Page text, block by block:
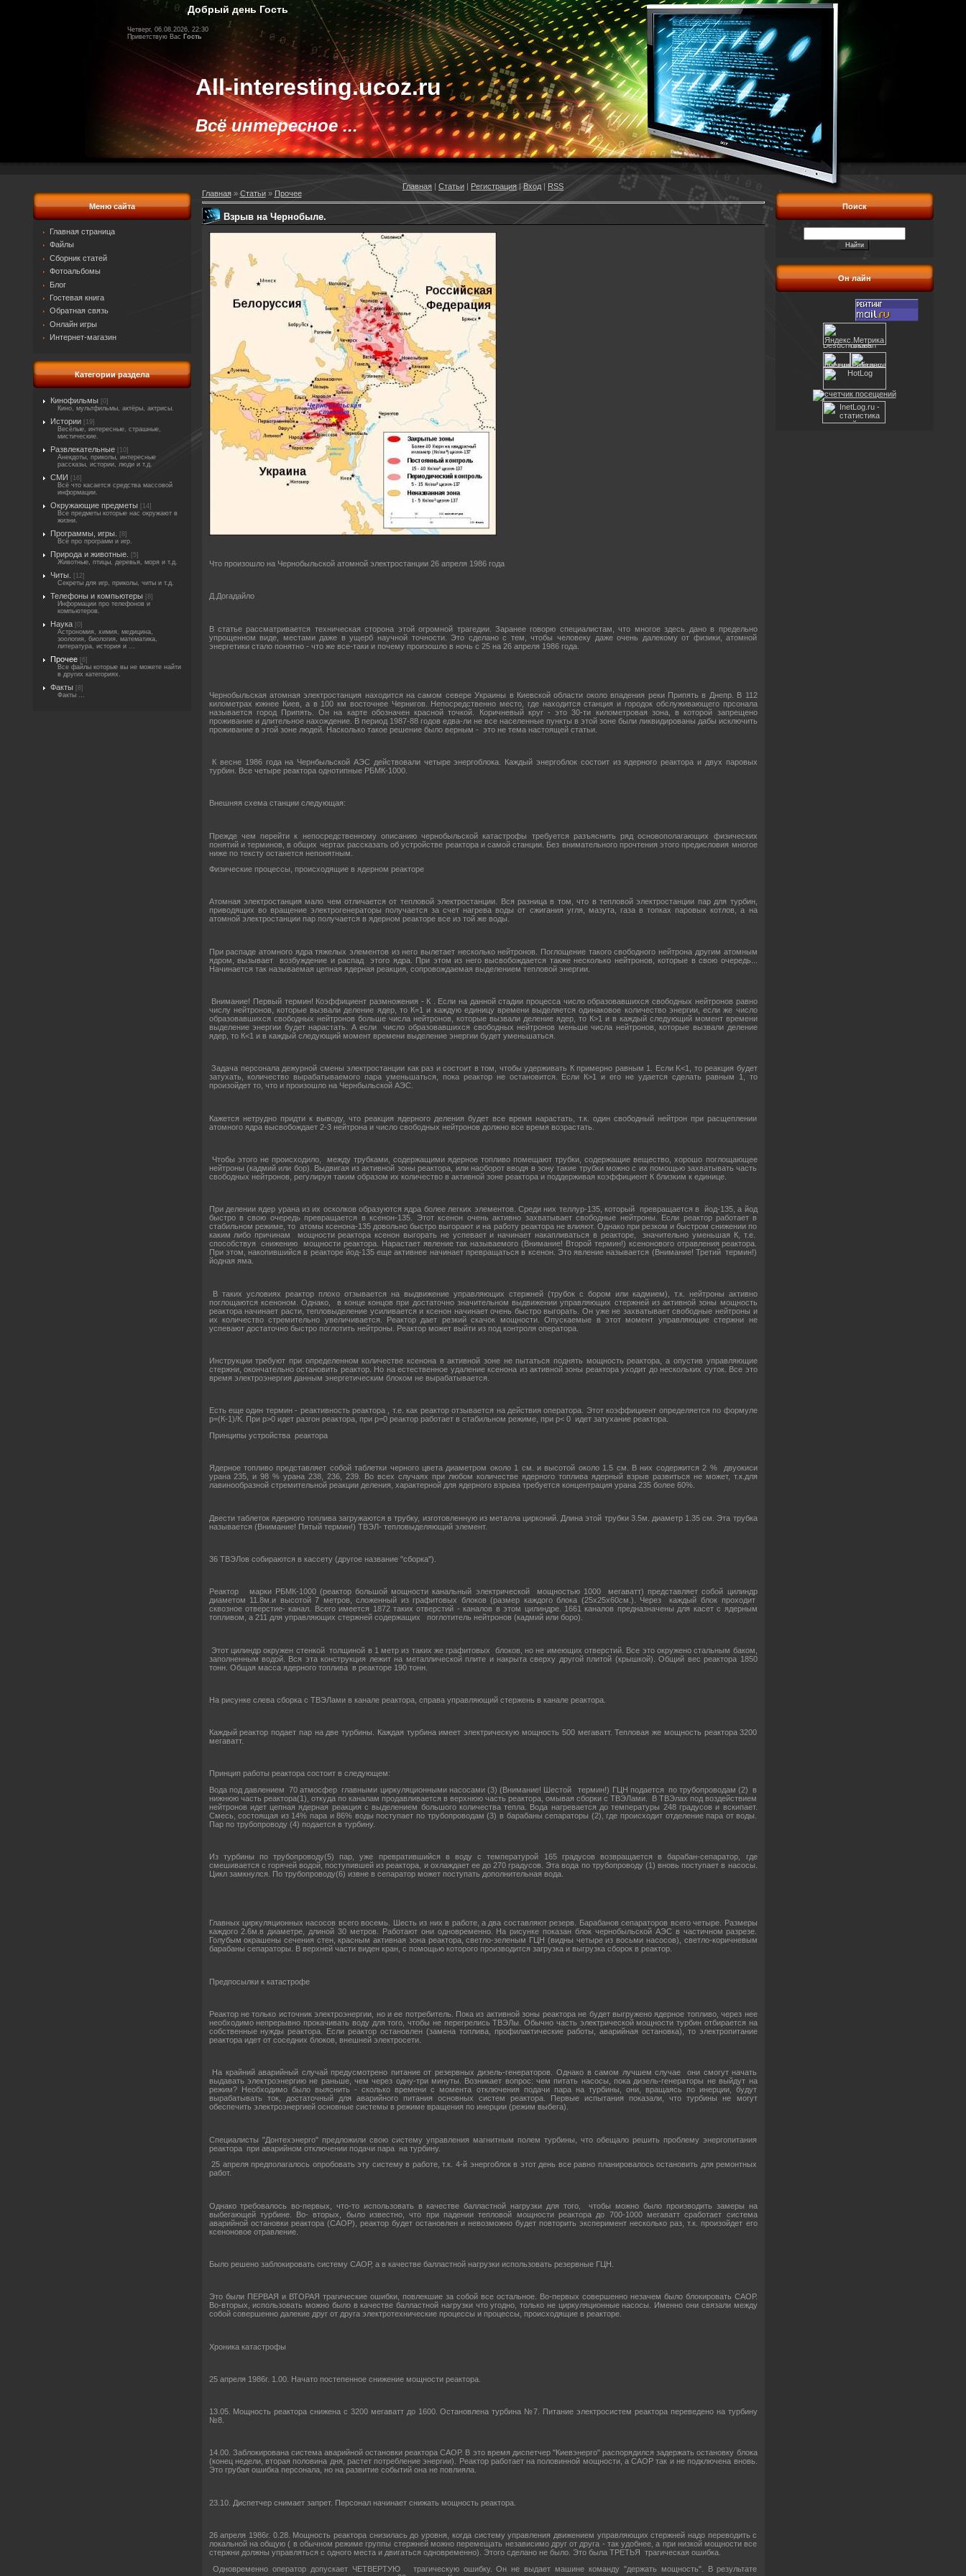
Добрый день Гость
Четверг, 06.08.2026, 22:30
Приветствую Вас Гость
All-interesting.ucoz.ru
Всё интересное ...
Главная | Статьи | Регистрация|Вход | RSS
Меню сайта
Главная страница
Файлы
Сборник статей
Фотоальбомы
Блог
Гостевая книга
Обратная связь
Онлайн игры
Интернет-магазин
Категории раздела
Кинофильмы
[0]
Кино, мультфильмы, актёры, актрисы.
Истории
[19]
Весёлые, интересные, страшные,
мистические.
Развлекательные
[10]
Анекдоты, приколы, интересные
рассказы, истории, люди и т.д.
СМИ
[16]
Всё что касается средства массовой
информации.
Окружающие предметы
[14]
Все предметы которые нас окружают в
жизни.
Программы, игры.
[8]
Всё про программ и игр.
Природа и животные.
[5]
Животные, птицы, деревья, моря и т.д.
Читы.
[12]
Секреты для игр, приколы, читы и т.д.
Телефоны и компьютеры
[8]
Информации про телефонов и
компьютеров.
Наука
[0]
Астрономия, химия, медицина,
зоология, биология, математика,
литература, история и ...
Прочее
[6]
Все файлы которые вы не можете найти
в других категориях.
Факты
[8]
Факты ...
Главная» Статьи» Прочее
Взрыв на Чернобыле.
Что произошло на Чернобыльской атомной электростанции 26 апреля 1986 года
Д.Догадайло
В статье рассматривается техническая сторона этой огромной трагедии. Заранее говорю специалистам, что многое здесь дано в предельно
упрощенном виде, местами даже в ущерб научной точности. Это сделано с тем, чтобы человеку даже очень далекому от физики, атомной
энергетики стало понятно - что же все-таки и почему произошло в ночь с 25 на 26 апреля 1986 года.
Чернобыльская атомная электростанция находится на самом севере Украины в Киевской области около впадения реки Припять в Днепр. В 112
километрах южнее Киев, а в 100 км восточнее Чернигов. Непосредственно место, где находится станция и городок обслуживающего прсонала
называется город Припять. Он на карте обозначен красной точкой. Коричневый круг - это 30-ти километровая зона, в которой запрещено
проживание и длительное нахождение. В период 1987-88 годов едва-ли не все населенные пункты в этой зоне были ликвидированы дабы исключить
проживание в этой зоне людей. Насколько такое решение было верным - это не тема настоящей статьи.
К весне 1986 года на Чернбыльской АЭС действовали четыре энергоблока. Каждый энергоблок состоит из ядерного реактора и двух паровых
турбин. Все четыре реактора однотипные РБМК-1000.
Внешняя схема станции следующая:
Прежде чем перейти к непосредственному описанию чернобыльской катастрофы требуется разъяснить ряд основополагающих физических
понятий и терминов, в общих чертах рассказать об устройстве реактора и самой станции. Без внимательного прочтения этого предисловия многое
ниже по тексту останется непонятным.
Физические процессы, происходящие в ядерном реакторе
Атомная электростанция мало чем отличается от тепловой электростанции. Вся разница в том, что в тепловой электростанции пар для турбин,
приводящих во вращение электрогенераторы получается за счет нагрева воды от сжигания угля, мазута, газа в топках паровых котлов, а на
атомной электростанции пар получается в ядерном реакторе все из той же воды.
При распаде атомного ядра тяжелых элементов из него вылетает несколько нейтронов. Поглощение такого свободного нейтрона другим атомным
ядром, вызывает возбуждение и распад этого ядра. При этом из него высвобождается также несколько нейтронов, которые в свою очередь...
Начинается так называемая цепная ядерная реакция, сопровождаемая выделением тепловой энергии.
Внимание! Первый термин! Коэффициент размножения - К . Если на данной стадии процесса число образовавшихся свободных нейтронов равно
числу нейтронов, которые вызвали деление ядер, то К=1 и каждую единицу времени выделяется одинаковое количество энергии, если же число
образовавшихся свободных нейтронов больше числа нейтронов, которые вызвали деление ядер, то К>1 и в каждый следующий момент времени
выделение энергии будет нарастать. А если число образовавшихся свободных нейтронов меньше числа нейтронов, которые вызвали деление
ядер, то К<1 и в каждый следующий момент времени выделение энергии будет уменьшаться.
Задача персонала дежурной смены электростанции как раз и состоит в том, чтобы удерживать К примерно равным 1. Если K<1, то реакция будет
затухать, количество вырабатываемого пара уменьшаться, пока реактор не остановится. Если К>1 и его не удается сделать равным 1, то
произойдет то, что и произошло на Чернбыльской АЭС.
Кажется нетрудно придти к выводу, что реакция ядерного деления будет все время нарастать, т.к. один свободный нейтрон при расщеплении
атомного ядра высвобождает 2-3 нейтрона и число свободных нейтронов должно все время возрастать.
Чтобы этого не происходило, между трубками, содержащими ядерное топливо помещают трубки, содержащие вещество, хорошо поглощающее
нейтроны (кадмий или бор). Выдвигая из активной зоны реактора, или наоборот вводя в зону такие трубки можно с их помощью захватывать часть
свободных нейтронов, регулируя таким образом их количество в активной зоне реактора и поддерживая коэффициент К близким к единице.
При делении ядер урана из их осколков образуются ядра более легких элементов. Среди них теллур-135, который превращается в йод-135, а йод
быстро в свою очередь превращается в ксенон-135. Этот ксенон очень активно захватывает свободные нейтроны. Если реактор работает в
стабильном режиме, то атомы ксенона-135 довольно быстро выгорают и на работу реактора не влияют. Однако при резком и быстром снижении по
каким либо причинам мощности реактора ксенон выгорать не успевает и начинает накапливаться в реакторе, значительно уменьшая К, т.е.
способствуя снижению мощности реактора. Нарастает явление так называемого (Внимание! Второй термин!) ксенонового отравления реактора.
При этом, накопившийся в реакторе йод-135 еще активнее начинает превращаться в ксенон. Это явление называется (Внимание! Третий термин!)
йодная яма.
В таких условиях реактор плохо отзывается на выдвижение управляющих стержней (трубок с бором или кадмием), т.к. нейтроны активно
поглощаются ксеноном. Однако, в конце концов при достаточно значительном выдвижении управляющих стержней из активной зоны мощность
реактора начинает расти, тепловыделение усиливается и ксенон начинает очень быстро выгорать. Он уже не захватывает свободные нейтроны и
их количество стремительно увеличивается. Реактор дает резкий скачок мощности. Опускаемые в этот момент управляющие стержни не
успевают достаточно быстро поглотить нейтроны. Реактор может выйти из под контроля оператора.
Инструкции требуют при определенном количестве ксенона в активной зоне не пытаться поднять мощность реактора, а опустив управляющие
стержни, окончательно остановить реактор. Но на естественное удаление ксенона из активной зоны реактора уходит до нескольких суток. Все это
время электроэнергия данным энергетическим блоком не вырабатывается.
Есть еще один термин - реактивность реактора , т.е. как реактор отзывается на действия оператора. Этот коэффициент определяется по формуле
р=(К-1)/К. При р>0 идет разгон реактора, при р=0 реактор работает в стабильном режиме, при р< 0 идет затухание реактора.
Принципы устройства реактора
Ядерное топливо представляет собой таблетки черного цвета диаметром около 1 см. и высотой около 1.5 см. В них содержится 2 % двуокиси
урана 235, и 98 % урана 238, 236, 239. Во всех случаях при любом количестве ядерного топлива ядерный взрыв развиться не может, т.к.для
лавинообразной стремительной реакции деления, характерной для ядерного взрыва требуется концентрация урана 235 более 60%.
Двести таблеток ядерного топлива загружаются в трубку, изготовленную из металла цирконий. Длина этой трубки 3.5м. диаметр 1.35 см. Эта трубка
называется (Внимание! Пятый термин!) ТВЭЛ- тепловыделяющий элемент.
36 ТВЭЛов собираются в кассету (другое название "сборка").
Реактор марки РБМК-1000 (реактор большой мощности канальный электрической мощностью 1000 мегаватт) представляет собой цилиндр
диаметом 11.8м.и высотой 7 метров, сложенный из графитовых блоков (размер каждого блока (25х25х60см.). Через каждый блок проходит
сквозное отверстие- канал. Всего имеется 1872 таких отверстий - каналов в этом цилиндре. 1661 каналов предназначены для касет с ядерным
топливом, а 211 для управляющих стержней содержащих поглотитель нейтронов (кадмий или боро).
Этот цилиндр окружен стенкой толщиной в 1 метр из таких же графитовых блоков, но не имеющих отверстий. Все это окружено стальным баком,
заполненным водой. Вся эта конструкция лежит на металлической плите и накрыта сверху другой плитой (крышкой). Общий вес реактора 1850
тонн. Общая масса ядерного топлива в реакторе 190 тонн.
На рисунке слева сборка с ТВЭЛами в канале реактора, справа управляющий стержень в канале реактора.
Каждый реактор подает пар на две турбины. Каждая турбина имеет электрическую мощность 500 мегаватт. Тепловая же мощность реактора 3200
мегаватт.
Принцип работы реактора состоит в следующем:
Вода под давлением 70 атмосфер главными циркуляционными насосами (3) (Внимание! Шестой термин!) ГЦН подается по трубопроводам (2) в
нижнюю часть реактора(1), откуда по каналам продавливается в верхнюю часть реактора, омывая сборки с ТВЭЛами. В ТВЭлах под воздействием
нейтронов идет цепная ядерная реакция с выделением большого количества тепла. Вода нагревается до температуры 248 градусов и вскипает.
Смесь, состоящая из 14% пара и 86% воды поступает по трубопроводам (3) в барабаны сепараторы (2), где происходит отделение пара от воды.
Пар по трубопроводу (4) подается в турбину.
Из турбины по трубопроводу(5) пар, уже превратившийся в воду с температурой 165 градусов возвращается в барабан-сепаратор, где
смешивается с горячей водой, поступившей из реактора, и охлаждает ее до 270 градусов. Эта вода по трубопроводу (1) вновь поступает в насосы.
Цикл замкнулся. По трубопроводу(6) извне в сепаратор может поступать дополнительная вода.
Главных циркуляционных насосов всего восемь. Шесть из них в работе, а два составляют резерв. Барабанов сепараторов всего четыре. Размеры
каждого 2.6м.в диаметре, длиной 30 метров. Работают они одновременно. На рисунке показан блок чернобыльской АЭС в частичном разрезе.
Голубым окрашены сечения стен, красным активная зона реактора, светло-зеленым ГЦН (видны четыре из восьми насосов), светло-коричневым
барабаны сепараторы. В верхней части виден кран, с помощью которого производится загрузка и выгрузка сборок в реактор.
Предпосылки к катастрофе
Реактор не только источник электроэнергии, но и ее потребитель. Пока из активной зоны реактора не будет выгружено ядерное топливо, через нее
необходимо непрерывно прокачивать воду для того, чтобы не перегрелись ТВЭЛы. Обычно часть электрической мощности турбин отбирается на
собственные нужды реактора. Если реактор остановлен (замена топлива, профилактические работы, аварийная остановка), то электропитание
реактора идет от соседних блоков, внешней электросети.
На крайний аварийный случай предусмотрено питание от резервных дизель-генераторов. Однако в самом лучшем случае они смогут начать
выдавать электроэнергию не раньше, чем через одну-три минуты. Возникает вопрос: чем питать насосы, пока дизель-генераторы не выйдут на
режим? Необходимо было выяснить - сколько времени с момента отключения подачи пара на турбины, они, вращаясь по инерции, будут
вырабатывать ток, достаточный для аварийного питания основных систем реактора. Первые испытания показали, что турбины не могут
обеспечить электроэнергией основные системы в режиме вращения по инерции (режим выбега).
Специалисты "Донтехэнерго" предложили свою систему управления магнитным полем турбины, что обещало решить проблему энергопитания
реактора при аварийном отключении подачи пара на турбину.
25 апреля предполагалось опробовать эту систему в работе, т.к. 4-й энергоблок в этот день все равно планировалось остановить для ремонтных
работ.
Однако требовалось во-первых, что-то использовать в качестве балластной нагрузки для того, чтобы можно было производить замеры на
выбегающей турбине. Во- вторых, было известно, что при падении тепловой мощности реактора до 700-1000 мегаватт сработает система
аварийной остановки реактора (САОР), реактор будет остановлен и невозможно будет повторить эксперимент несколько раз, т.к. произойдет его
ксеноновое отравление.
Было решено заблокировать систему САОР, а в качестве балластной нагрузки использовать резервные ГЦН.
Это были ПЕРВАЯ и ВТОРАЯ трагические ошибки, повлекшие за собой все остальное. Во-первых совершенно незачем было блокировать САОР.
Во-вторых, использовать можно было в качестве балластной нагрузки что угодно, только не циркуляционные насосы. Именно они связали между
собой совершенно далекие друг от друга электротехнические процессы и процессы, происходящие в реакторе.
Хроника катастрофы
25 апреля 1986г. 1.00. Начато постепенное снижение мощности реактора.
13.05. Мощность реактора снижена с 3200 мегаватт до 1600. Остановлена турбина №7. Питание электросистем реактора переведено на турбину
№8.
14.00. Заблокирована система аварийной остановки реактора САОР. В это время диспетчер "Киевэнерго" распорядился задержать остановку блока
(конец недели, вторая половина дня, растет потребление энергии). Реактор работает на половинной мощности, а САОР так и не подключена вновь.
Это грубая ошибка персонала, но на развитие событий она не повлияла.
23.10. Диспетчер снимает запрет. Персонал начинает снижать мощность реактора.
26 апреля 1986г. 0.28. Мощность реактора снизилась до уровня, когда систему управления движением управляющих стержней надо переводить с
локальной на общую ( в обычном режиме группы стержней можно перемещать независимо друг от друга - так удобнее, а при низкой мощности все
стержни должны управляться с одного места и двигаться одновременно). Этого сделано не было. Это была ТРЕТЬЯ трагическая ошибка.
Одновременно оператор допускает ЧЕТВЕРТУЮ трагическую ошибку. Он не выдает машине команду "держать мощность". В результате
Поиск
Он лайн